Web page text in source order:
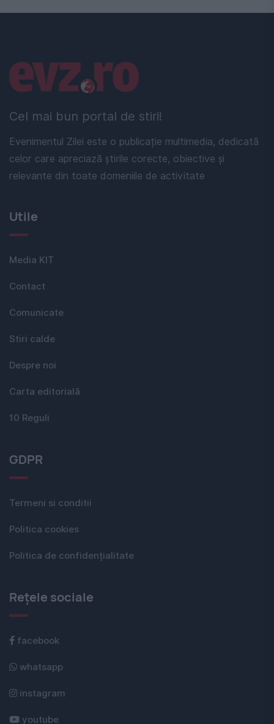
Cel mai bun portal de stiri!
Evenimentul Zilei este o publicație multimedia, dedicată
celor care apreciază știrile corecte, obiective și
relevante din toate domeniile de activitate
Linkuri utile
Utile
Media KIT
Contact
Comunicate
Stiri calde
Despre noi
Carta editorială
10 Reguli
GDPR
Termeni si conditii
Politica cookies
Politica de confidențialitate
Rețele sociale
facebook
whatsapp
instagram
youtube